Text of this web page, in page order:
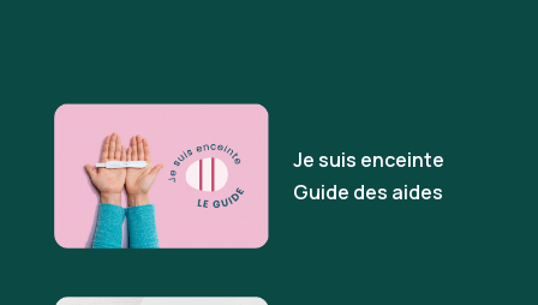
Je suis enceinte
Guide des aides